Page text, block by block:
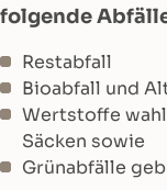
folgende
Restabfall
Bioabfall und
Wertstoffe
Säcken sowie
Grünabfälle